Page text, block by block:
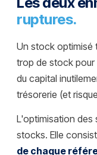
ruptures.
Un stock optimisé
trop de stock pour
du capital
trésorerie (et
L'optimisation des
stocks. Elle
de chaque